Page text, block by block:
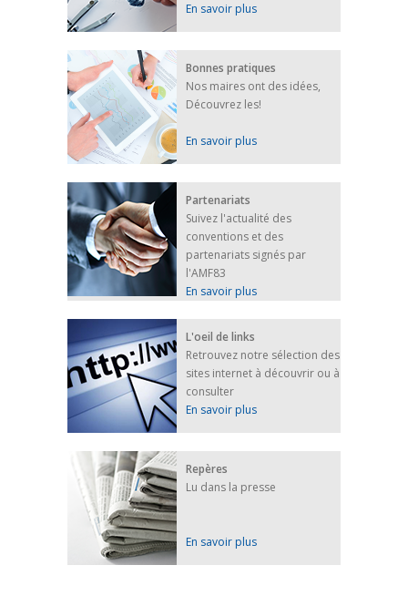
En savoir plus
Bonnes pratiques
Nos maires ont des idées,
Découvrez les!
En savoir plus
Partenariats
Suivez l'actualité des
conventions et des
partenariats signés par
l'AMF83
En savoir plus
L'oeil de links
Retrouvez notre sélection des
sites internet à découvrir ou à
consulter
En savoir plus
Repères
Lu dans la presse
En savoir plus